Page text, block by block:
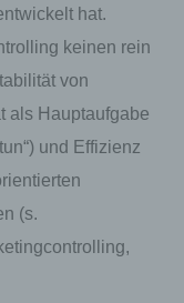
hat.
keinen rein
von
als Hauptaufgabe
und Effizienz
(s.